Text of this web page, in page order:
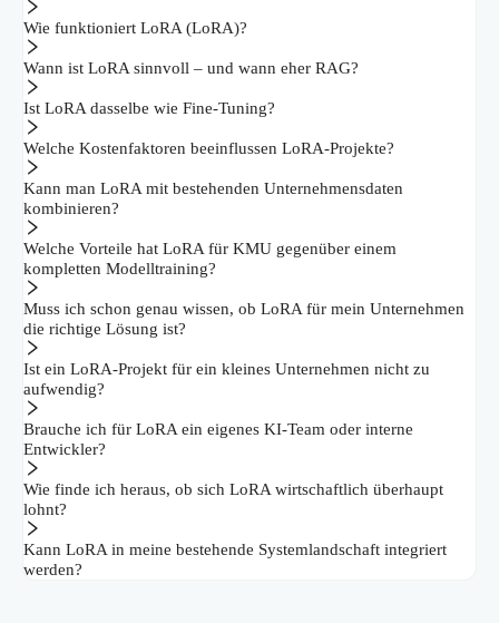
Wie funktioniert LoRA (LoRA)?
Wann ist LoRA sinnvoll – und wann eher RAG?
Ist LoRA dasselbe wie Fine-Tuning?
Welche Kostenfaktoren beeinflussen LoRA-Projekte?
Kann man LoRA mit bestehenden Unternehmensdaten
kombinieren?
Welche Vorteile hat LoRA für KMU gegenüber einem
kompletten Modelltraining?
Muss ich schon genau wissen, ob LoRA für mein Unternehmen
die richtige Lösung ist?
Ist ein LoRA-Projekt für ein kleines Unternehmen nicht zu
aufwendig?
Brauche ich für LoRA ein eigenes KI-Team oder interne
Entwickler?
Wie finde ich heraus, ob sich LoRA wirtschaftlich überhaupt
lohnt?
Kann LoRA in meine bestehende Systemlandschaft integriert
werden?